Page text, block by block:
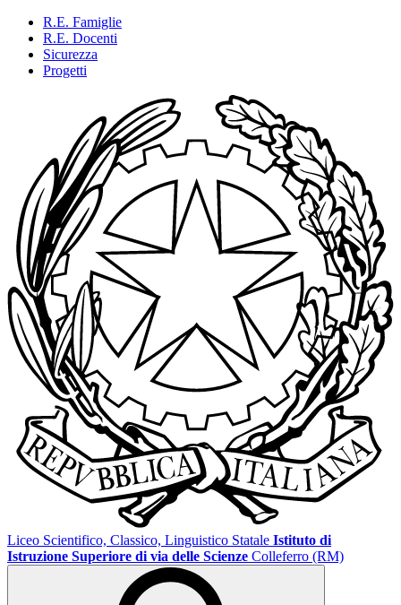
R.E. Famiglie
R.E. Docenti
Sicurezza
Progetti
Liceo Scientifico, Classico, Linguistico Statale Istituto di
Istruzione Superiore di via delle Scienze Colleferro (RM)